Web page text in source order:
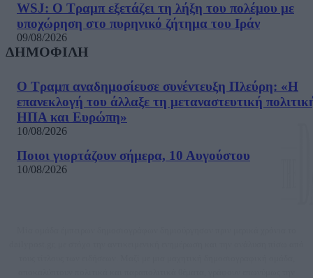
WSJ: Ο Τραμπ εξετάζει τη λήξη του πολέμου με
υποχώρηση στο πυρηνικό ζήτημα του Ιράν
09/08/2026
ΔΗΜΟΦΙΛΗ
Ο Τραμπ αναδημοσίευσε συνέντευξη Πλεύρη: «Η
επανεκλογή του άλλαξε τη μεταναστευτική
ΗΠΑ και Ευρώπη»
10/08/2026
Ποιοι γιορτάζουν σήμερα, 10 Αυγούστου
10/08/2026